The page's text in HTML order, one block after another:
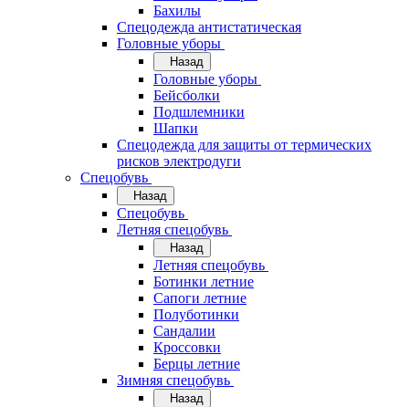
Бахилы
Спецодежда антистатическая
Головные уборы
Назад
Головные уборы
Бейсболки
Подшлемники
Шапки
Спецодежда для защиты от термических
рисков электродуги
Спецобувь
Назад
Спецобувь
Летняя спецобувь
Назад
Летняя спецобувь
Ботинки летние
Сапоги летние
Полуботинки
Сандалии
Кроссовки
Берцы летние
Зимняя спецобувь
Назад